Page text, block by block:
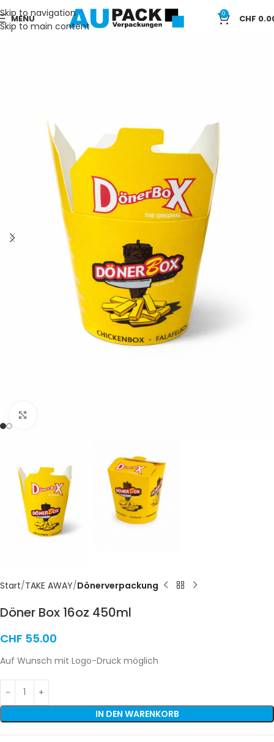
Skip to navigation
Skip to main content
MENU 0 CHF
Start TAKE AWAY Dönerverpackung
Döner Box 16oz 450ml
CHF 55.00
Auf Wunsch mit Logo-Druck möglich
IN DEN WARENKORB